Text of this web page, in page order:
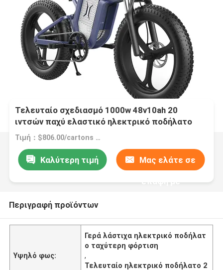
Τελευταίο σχεδιασμό 1000w 48v10ah 20
ιντσών παχύ ελαστικό ηλεκτρικό ποδήλατο
ταχύτερη φόρτιση
Τιμή：$806.00/cartons 1-5 cartons
Καλύτερη τιμή Μας ελάτε σε
επαφή με
Περιγραφή προϊόντων
Υψηλό φως:
Γερά λάστιχα ηλεκτρικό ποδήλατ
ο ταχύτερη φόρτιση
,
Τελευταίο ηλεκτρικό ποδήλατο 2